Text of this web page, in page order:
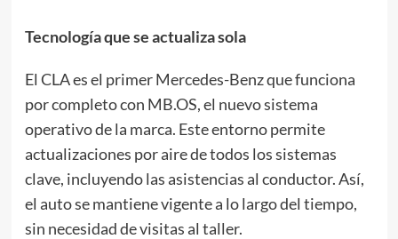
Tecnología que se actualiza sola
El CLA es el primer Mercedes-Benz que funciona
por completo con MB.OS, el nuevo sistema
operativo de la marca. Este entorno permite
actualizaciones por aire de todos los sistemas
clave, incluyendo las asistencias al conductor. Así,
el auto se mantiene vigente a lo largo del tiempo,
sin necesidad de visitas al taller.